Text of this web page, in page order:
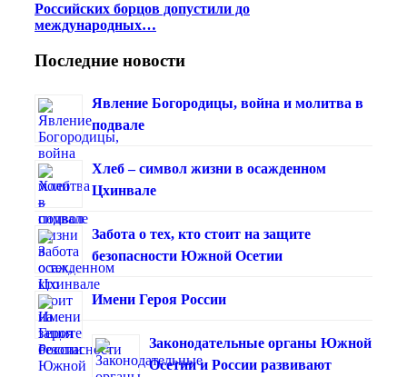
Российских борцов допустили до
международных…
Последние новости
Явление Богородицы, война и молитва в
подвале
Хлеб – символ жизни в осажденном
Цхинвале
Забота о тех, кто стоит на защите
безопасности Южной Осетии
Имени Героя России
Законодательные органы Южной
Осетии и России развивают